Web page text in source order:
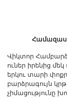
Վիկտոր
ուներ իրենից
երկու տարի փոքր
բարձրագույն
չիմացությունը